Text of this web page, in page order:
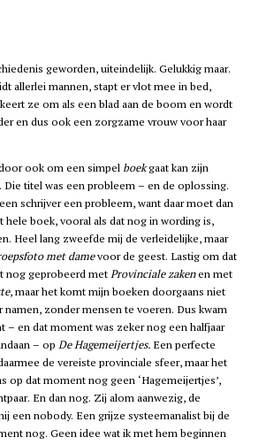
geworden, uiteindelijk. Gelukkig maar.
allerlei mannen, stapt er vlot mee in bed,
ze om als een blad aan de boom en wordt
en dus ook een zorgzame vrouw voor haar
ook om een simpel boekgaat kan zijn
titel was een probleem – en de oplossing.
schrijver een probleem, want daar moet dan
hele boek, vooral als dat nog in wording is,
Heel lang zweefde mij de verleidelijke, maar
met damevoor de geest. Lastig om dat
nog geprobeerd metProvinciale zakenen met
, maar het komt mijn boeken doorgaans niet
zonder mensen te voeren. Dus kwam
– en dat moment was zeker nog een halfjaar
– op De Hagemeijertjes.Een perfecte
de vereiste provinciale sfeer, maar het
op dat moment nog geen ‘Hagemeijertjes’,
En dan nog. Zij alom aanwezig, de
een nobody. Een grijze systeemanalist bij de
nog. Geen idee wat ik met hem beginnen